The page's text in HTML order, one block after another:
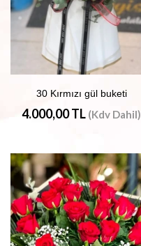
30 Kırmızı gül buketi
4.000,00 TL (Kdv Dahil)